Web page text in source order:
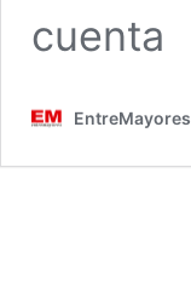
cuenta
EntreMayores